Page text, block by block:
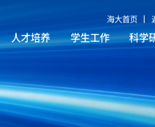
海大首页
人才培养 学生工作 科学